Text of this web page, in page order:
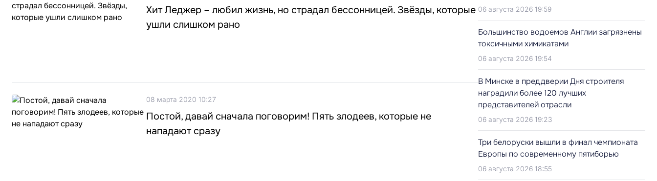
Хит Леджер – любил жизнь, но страдал бессонницей. Звёзды, которые
ушли слишком рано
08 марта 2020 10:27
Постой, давай сначала поговорим! Пять злодеев, которые не
нападают сразу
06 августа 2026 19:59
Большинство водоемов Англии загрязнены
токсичными химикатами
06 августа 2026 19:54
В Минске в преддверии Дня строителя
наградили более 120 лучших
представителей отрасли
06 августа 2026 19:23
Три белоруски вышли в финал чемпионата
Европы по современному пятиборью
06 августа 2026 18:55